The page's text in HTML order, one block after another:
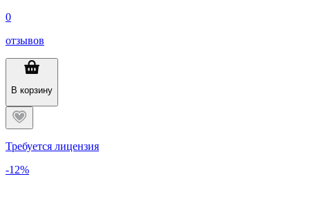
0
отзывов
В корзину
Требуется лицензия
-12%